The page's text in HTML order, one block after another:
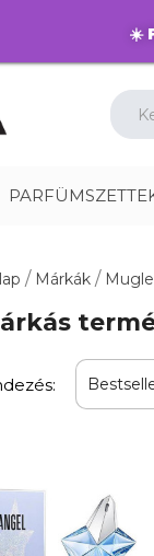
☀️
Márkák